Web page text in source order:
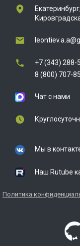
+7 (343) 288-
8 (800) 707-
Чат с нами
Мы в
Наш Rutube
Политика